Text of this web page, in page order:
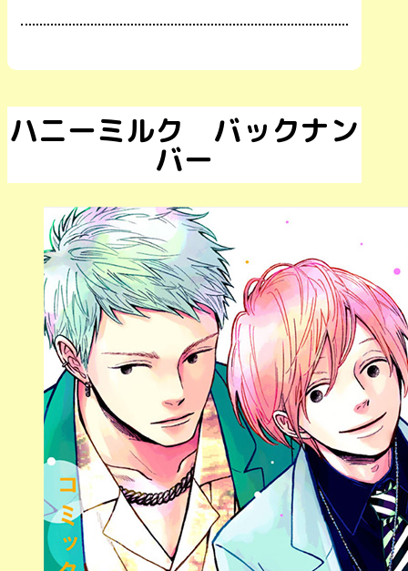
ハニーミルク バックナン
バー